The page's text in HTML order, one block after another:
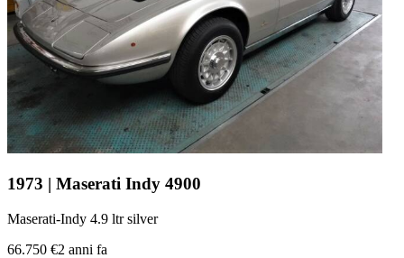
1973 | Maserati Indy 4900
Maserati-Indy 4.9 ltr silver
66.750 €2 anni fa